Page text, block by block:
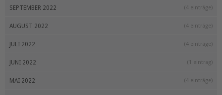
SEPTEMBER 2022 (4 einträge)
AUGUST 2022 (4 einträge)
JULI 2022 (4 einträge)
JUNI 2022 (1 eintrag)
MAI 2022 (4 einträge)